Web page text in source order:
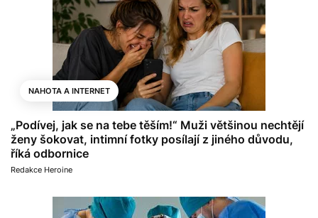
NAHOTA A INTERNET
„Podívej, jak se na tebe těším!“ Muži většinou nechtějí
ženy šokovat, intimní fotky posílají z jiného důvodu,
říká odbornice
Redakce Heroine